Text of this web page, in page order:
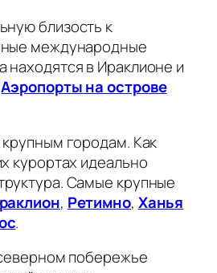
близость к
международные
находятся в Ираклионе и
Аэропорты на острове
крупным городам. Как
курортах идеально
Самые крупные
, Ретимно, Ханья
.
побережье